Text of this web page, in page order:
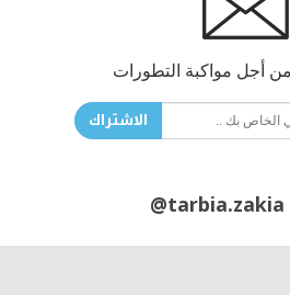
أجل مواكبة التطورات
الاشتراك
@tarbia.zakia